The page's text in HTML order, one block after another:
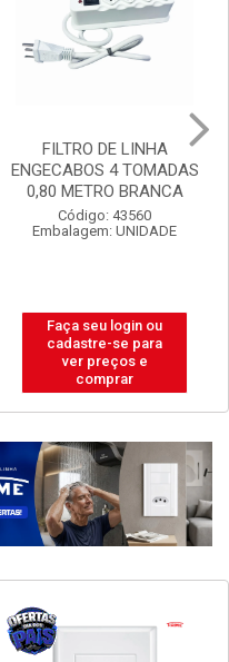
FILTRO DE LINHA
ENGECABOS 3 TOMADAS
0,80 METRO BRANCA
Código: 43558
Embalagem: UNIDADE
Faça seu login ou
cadastre-se para
ver preços e
comprar